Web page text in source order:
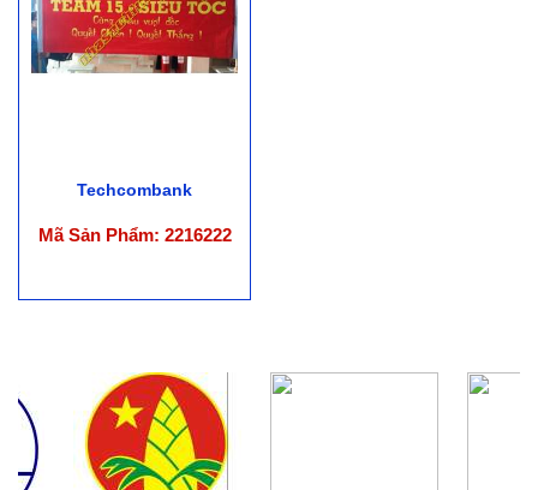
Techcombank
Mã Sản Phẩm: 2216222